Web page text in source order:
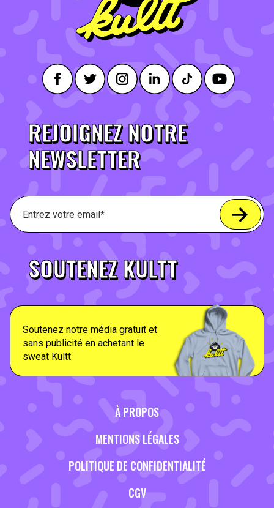
REJOIGNEZ NOTRE
NEWSLETTER
SOUTENEZ KULTT
Soutenez notre média gratuit et
sans publicité en achetant le
sweat Kultt
À PROPOS
MENTIONS LÉGALES
POLITIQUE DE CONFIDENTIALITÉ
CGV